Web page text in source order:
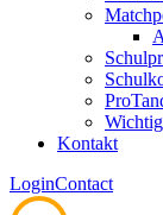
Kontakt
LoginContact